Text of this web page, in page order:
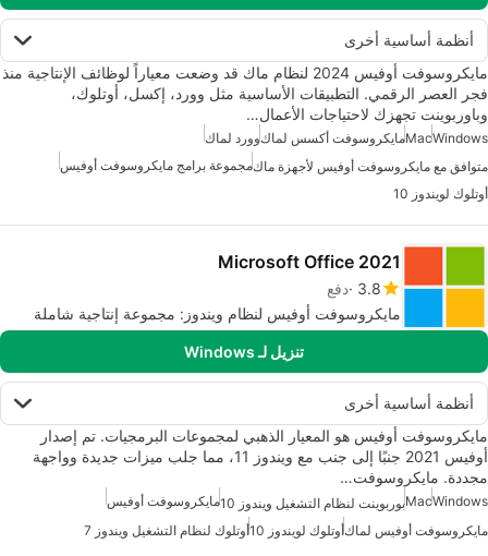
أنظمة أساسية أخرى
مايكروسوفت أوفيس 2024 لنظام ماك قد وضعت معياراً لوظائف الإنتاجية منذ
فجر العصر الرقمي. التطبيقات الأساسية مثل وورد، إكسل، أوتلوك،
وباوربوينت تجهزك لاحتياجات الأعمال…
Windows
Macمايكروسوفت أكسس لماكوورد لماك
متوافق مع مايكروسوفت أوفيس لأجهزة ماكمجموعة برامج مايكروسوفت أوفيس
أوتلوك لويندوز 10
Microsoft Office 2021
3.8 دفع
مايكروسوفت أوفيس لنظام ويندوز: مجموعة إنتاجية شاملة
تنزيل لـ Windows
أنظمة أساسية أخرى
مايكروسوفت أوفيس هو المعيار الذهبي لمجموعات البرمجيات. تم إصدار
أوفيس 2021 جنبًا إلى جنب مع ويندوز 11، مما جلب ميزات جديدة وواجهة
مجددة. مايكروسوفت…
Windows
Macبوربوينت لنظام التشغيل ويندوز 10
مايكروسوفت أوفيس
مايكروسوفت أوفيس لماكأوتلوك لويندوز 10 أوتلوك لنظام التشغيل ويندوز 7